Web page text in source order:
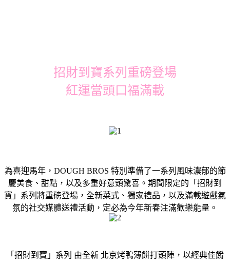
招財到寶系列重磅登場
紅運當頭口福滿載
為喜迎馬年，DOUGH BROS 特別準備了一系列風味濃郁的節
慶美食、甜點，以及多重好意頭驚喜。期間限定的「招財到
寶」系列將重磅登場，全新菜式、獨家禮品，以及滿載遊戲氣
氛的社交媒體送禮活動，定必為今年新春注滿歡樂能量。
「招財到寶」系列 由全新 北京烤鴨薄餅打頭陣，以經典佳餚